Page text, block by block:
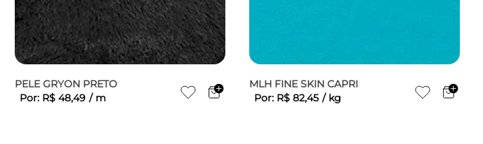
PELE GRYON PRETO
Por: R$ 48,49 / m
MLH FINE SKIN CAPRI
Por: R$ 82,45 / kg